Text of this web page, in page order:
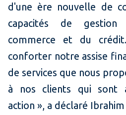
d'une ère nouvelle de
capacités de
commerce et du
conforter notre assise
de services que nous
à nos clients qui
action », a déclaré